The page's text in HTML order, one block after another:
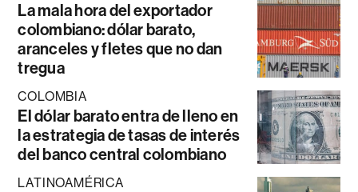
La mala hora del exportador
colombiano: dólar barato,
aranceles y fletes que no dan
tregua
COLOMBIA
El dólar barato entra de lleno en
la estrategia de tasas de interés
del banco central colombiano
LATINOAMÉRICA